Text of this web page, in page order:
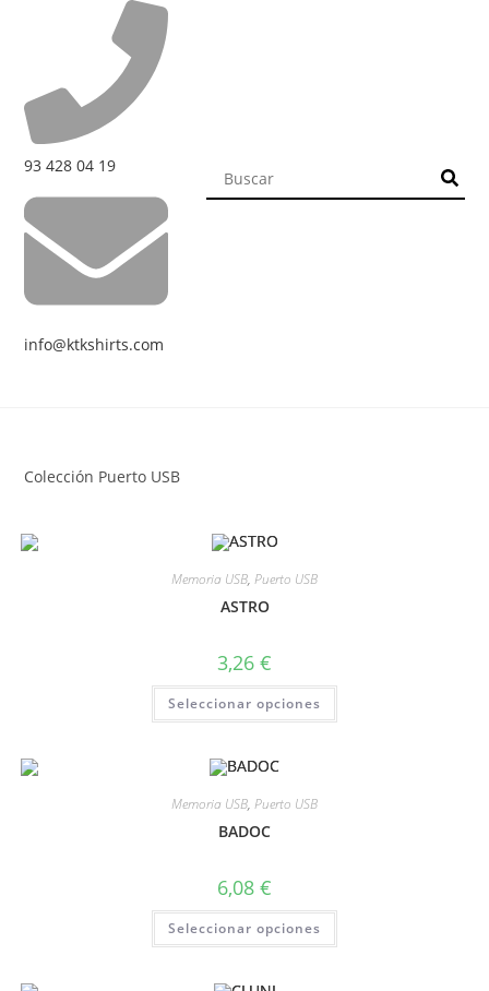
93 428 04 19
info@ktkshirts.com
Colección Puerto USB
Memoria USB, Puerto USB
ASTRO
3,26 €
Seleccionar opciones
Memoria USB, Puerto USB
BADOC
6,08 €
Seleccionar opciones